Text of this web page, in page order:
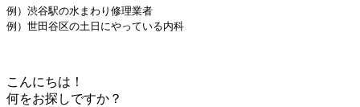
例）渋谷駅の水まわり修理業者
例）世田谷区の土日にやっている内科
こんにちは！
何をお探しですか？